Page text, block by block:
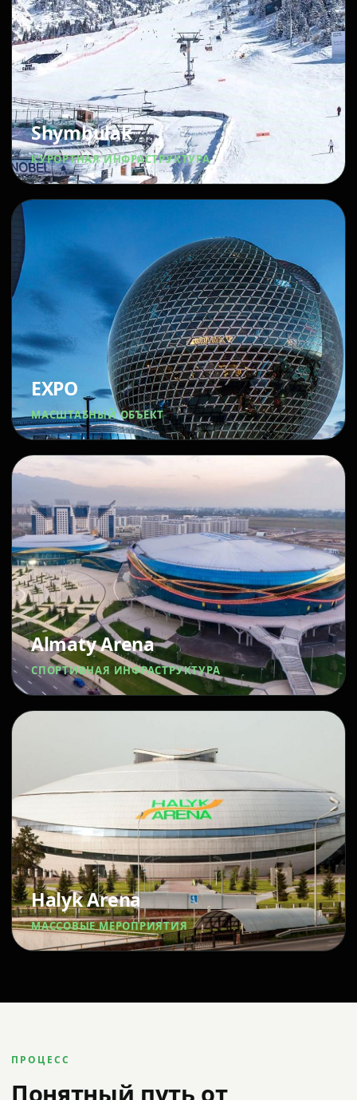
Shymbulak
КУРОРТНАЯ ИНФРАСТРУКТУРА
EXPO
МАСШТАБНЫЙ ОБЪЕКТ
Almaty Arena
СПОРТИВНАЯ ИНФРАСТРУКТУРА
Halyk Arena
МАССОВЫЕ МЕРОПРИЯТИЯ
ПРОЦЕСС
Понятный путь от